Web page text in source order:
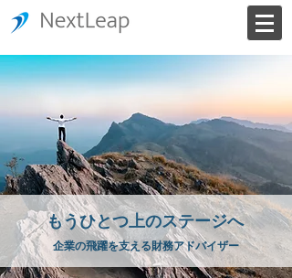
もうひとつ上のステージへ
企業の飛躍を支える財務アドバイザー